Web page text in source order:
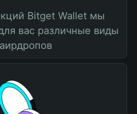
Bitget Wallet мы
вас различные виды
аирдропов